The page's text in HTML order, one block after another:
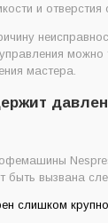
и отверстия
мастера.
быть вызвана
слишком